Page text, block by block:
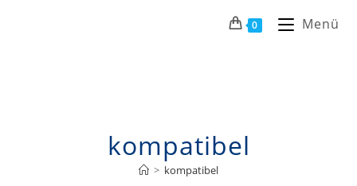
0 Menü
kompatibel
> kompatibel